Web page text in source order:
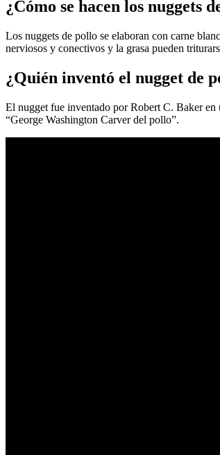
¿Cómo se hacen los nuggets
Los nuggets de pollo se elaboran con carne
nerviosos y conectivos y la grasa pueden
¿Quién inventó el nugget de
El nugget fue inventado por Robert C. Baker
“George Washington Carver del pollo”.